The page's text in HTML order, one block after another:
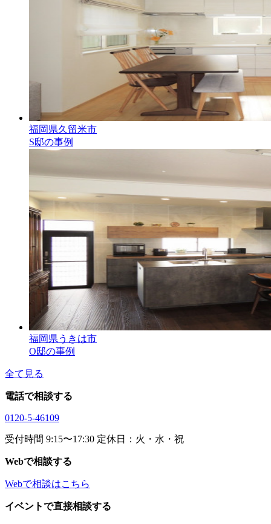
福岡県久留米市
S邸の事例
福岡県うきは市
O邸の事例
全て見る
電話で相談する
0120-5-46109
受付時間 9:15〜17:30 定休日：火・水・祝
Webで相談する
Webで相談はこちら
イベントで直接相談する